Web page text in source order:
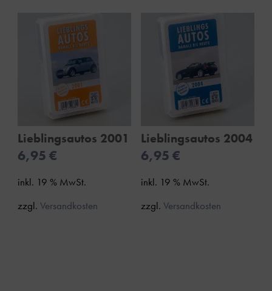
Lieblingsautos 2001
6,95 €
inkl. 19 % MwSt.
zzgl. Versandkosten
Lieblingsautos 2004
6,95 €
inkl. 19 % MwSt.
zzgl. Versandkosten